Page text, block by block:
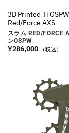
3D Printed Ti
Red/Force AXS
スラム RED/FORCE
ンOSPW
¥286,000 （税込）